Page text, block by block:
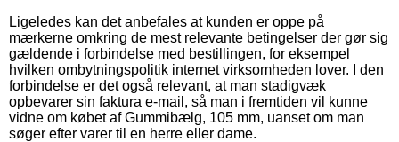
Ligeledes kan det anbefales at kunden er oppe på
mærkerne omkring de mest relevante betingelser der gør sig
gældende i forbindelse med bestillingen, for eksempel
hvilken ombytningspolitik internet virksomheden lover. I den
forbindelse er det også relevant, at man stadigvæk
opbevarer sin faktura e-mail, så man i fremtiden vil kunne
vidne om købet af Gummibælg, 105 mm, uanset om man
søger efter varer til en herre eller dame.